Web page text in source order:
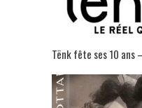
Tënk fête ses 10 ans